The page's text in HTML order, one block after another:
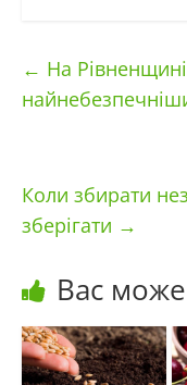
← На
Коли збирати
зберігати →
Вас може